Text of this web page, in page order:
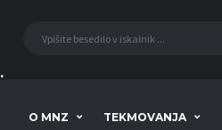
O MNZ TEKMOVANJA